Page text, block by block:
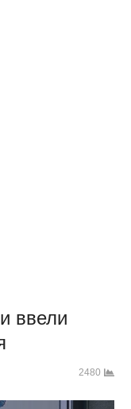
ввели
2480